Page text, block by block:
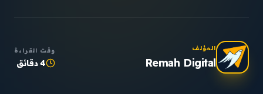
المؤلف
Remah Digital
وقت القراءة
4 دقائق